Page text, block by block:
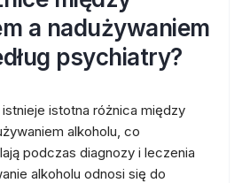
a nadużywaniem
psychiatry?
istotna różnica między
alkoholu, co
podczas diagnozy i leczenia
alkoholu odnosi się do